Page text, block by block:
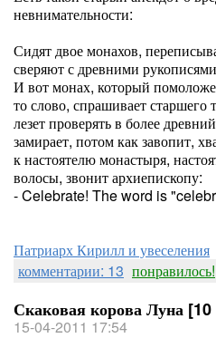
невнимательности:
Сидят двое монахов,
сверяют с древними
И вот монах, который
то слово, спрашивает старшего
лезет проверять в более
замирает, потом как завопит,
к настоятелю монастыря,
волосы, звонит архиепископу:
- Celebrate! The word is
Патриарх Кирилл и увеселения
комментарии: 13 понравилось!
Скаковая корова Луна [10
15-04-2011 17:54